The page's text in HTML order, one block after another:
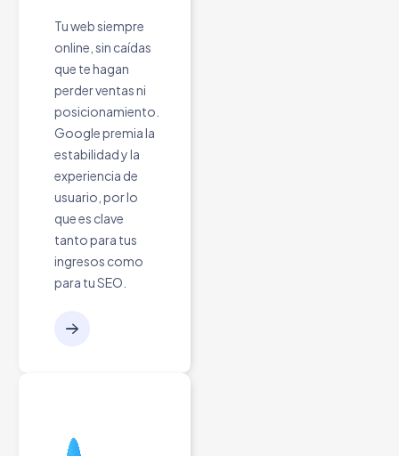
Tu web siempre
online, sin caídas
que te hagan
perder ventas ni
posicionamiento.
Google premia la
estabilidad y la
experiencia de
usuario, por lo
que es clave
tanto para tus
ingresos como
para tu SEO.